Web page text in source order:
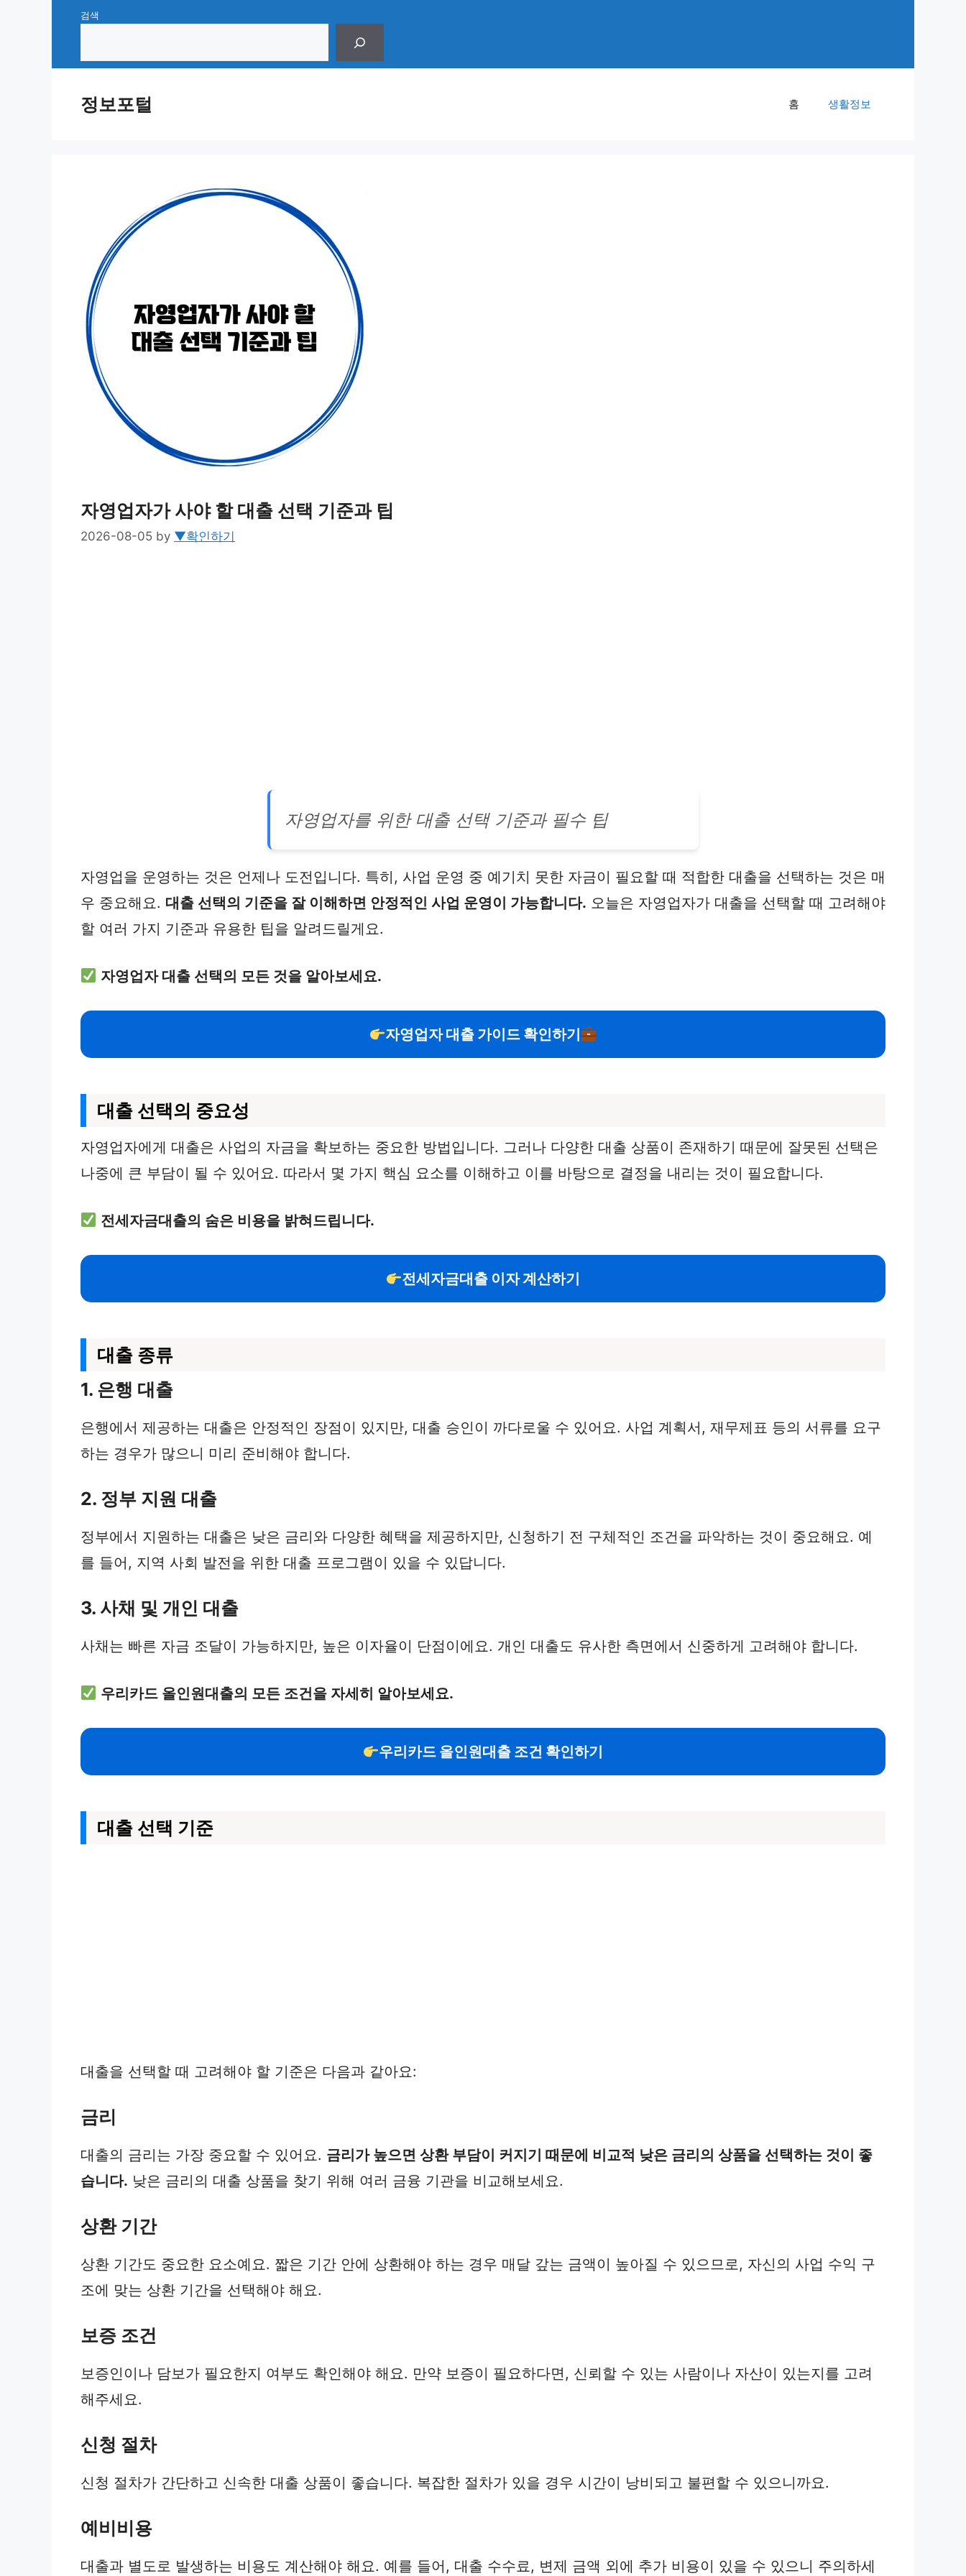
검색
정보포털 홈 생활정보
자영업자가 사야 할 대출 선택 기준과 팁
2026-08-05 by ▼확인하기
자영업자를 위한 대출 선택 기준과 필수 팁
자영업을 운영하는 것은 언제나 도전입니다. 특히, 사업 운영 중 예기치 못한 자금이 필요할 때 적합한 대출을 선택하는 것은 매
우 중요해요. 대출 선택의 기준을 잘 이해하면 안정적인 사업 운영이 가능합니다. 오늘은 자영업자가 대출을 선택할 때 고려해야
할 여러 가지 기준과 유용한 팁을 알려드릴게요.
자영업자 대출 선택의 모든 것을 알아보세요.
자영업자 대출 가이드 확인하기
대출 선택의 중요성
자영업자에게 대출은 사업의 자금을 확보하는 중요한 방법입니다. 그러나 다양한 대출 상품이 존재하기 때문에 잘못된 선택은
나중에 큰 부담이 될 수 있어요. 따라서 몇 가지 핵심 요소를 이해하고 이를 바탕으로 결정을 내리는 것이 필요합니다.
전세자금대출의 숨은 비용을 밝혀드립니다.
전세자금대출 이자 계산하기
대출 종류
1. 은행 대출
은행에서 제공하는 대출은 안정적인 장점이 있지만, 대출 승인이 까다로울 수 있어요. 사업 계획서, 재무제표 등의 서류를 요구
하는 경우가 많으니 미리 준비해야 합니다.
2. 정부 지원 대출
정부에서 지원하는 대출은 낮은 금리와 다양한 혜택을 제공하지만, 신청하기 전 구체적인 조건을 파악하는 것이 중요해요. 예
를 들어, 지역 사회 발전을 위한 대출 프로그램이 있을 수 있답니다.
3. 사채 및 개인 대출
사채는 빠른 자금 조달이 가능하지만, 높은 이자율이 단점이에요. 개인 대출도 유사한 측면에서 신중하게 고려해야 합니다.
우리카드 올인원대출의 모든 조건을 자세히 알아보세요.
우리카드 올인원대출 조건 확인하기
대출 선택 기준
대출을 선택할 때 고려해야 할 기준은 다음과 같아요:
금리
대출의 금리는 가장 중요할 수 있어요. 금리가 높으면 상환 부담이 커지기 때문에 비교적 낮은 금리의 상품을 선택하는 것이 좋
습니다. 낮은 금리의 대출 상품을 찾기 위해 여러 금융 기관을 비교해보세요.
상환 기간
상환 기간도 중요한 요소예요. 짧은 기간 안에 상환해야 하는 경우 매달 갚는 금액이 높아질 수 있으므로, 자신의 사업 수익 구
조에 맞는 상환 기간을 선택해야 해요.
보증 조건
보증인이나 담보가 필요한지 여부도 확인해야 해요. 만약 보증이 필요하다면, 신뢰할 수 있는 사람이나 자산이 있는지를 고려
해주세요.
신청 절차
신청 절차가 간단하고 신속한 대출 상품이 좋습니다. 복잡한 절차가 있을 경우 시간이 낭비되고 불편할 수 있으니까요.
예비비용
대출과 별도로 발생하는 비용도 계산해야 해요. 예를 들어, 대출 수수료, 변제 금액 외에 추가 비용이 있을 수 있으니 주의하세